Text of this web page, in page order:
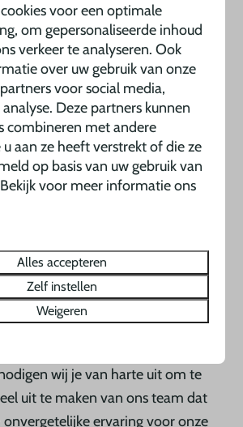
(concept)planningen in overleg
sollicitaties en beheren van
contractadministratie (o.a.
loonheffing en verzekeringen)
van teamleiders en
feedback via enquêtes ter
het volgende jaar
werkzaamheden voor het park
sterk, georganiseerd en
wij je van harte uit om te
uit te maken van ons team dat
ervaring voor onze
voor een optimale
om gepersonaliseerde inhoud
verkeer te analyseren. Ook
over uw gebruik van onze
voor social media,
Deze partners kunnen
combineren met andere
aan ze heeft verstrekt of die ze
op basis van uw gebruik van
voor meer informatie ons
Alles accepteren
Zelf instellen
Weigeren